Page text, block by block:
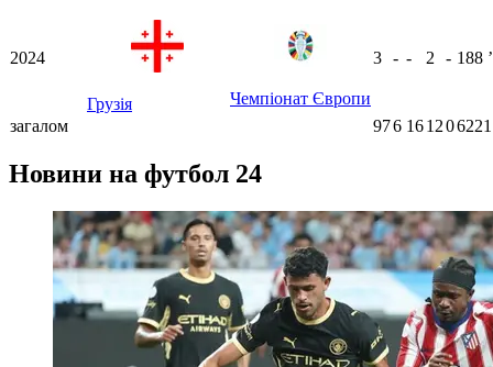
2024
Грузія Чемпіонат Європи
3 - - 2 - 188 ʼ
загалом 976 16120
Новини на футбол 24